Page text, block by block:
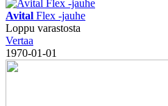
Avital Flex -jauhe
Loppu varastosta
Vertaa
1970-01-01